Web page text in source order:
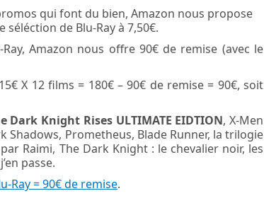
qui font du bien, Amazon nous propose
séléction de Blu-Ray à 7,50€.
Amazon nous offre 90€ de remise (avec le
X 12 films = 180€ – 90€ de remise = 90€, soit
Dark Knight Rises ULTIMATE EIDTION, X-Men
Shadows, Prometheus, Blade Runner, la trilogie
Raimi, The Dark Knight : le chevalier noir, les
passe.
Ray = 90€ de remise.